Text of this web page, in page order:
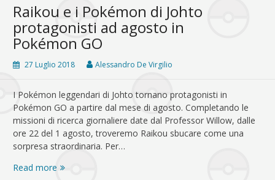
Raikou e i Pokémon di Johto
protagonisti ad agosto in
Pokémon GO
27 Luglio 2018 Alessandro De Virgilio
I Pokémon leggendari di Johto tornano protagonisti in
Pokémon GO a partire dal mese di agosto. Completando le
missioni di ricerca giornaliere date dal Professor Willow, dalle
ore 22 del 1 agosto, troveremo Raikou sbucare come una
sorpresa straordinaria. Per…
Read more Raikou